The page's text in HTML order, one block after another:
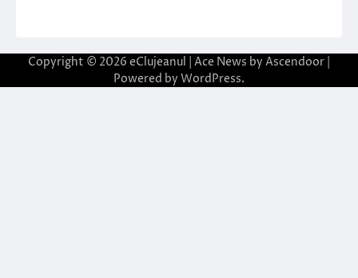
Copyright © 2026 eClujeanul | Ace News by Ascendoor
Powered by WordPress.